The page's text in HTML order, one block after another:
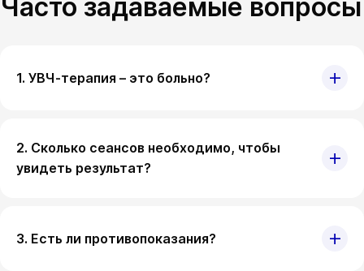
Часто задаваемые вопросы
1. УВЧ-терапия – это больно?
2. Сколько сеансов необходимо, чтобы
увидеть результат?
3. Есть ли противопоказания?